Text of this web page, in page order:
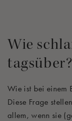
Wie
tagsüber?
Wie ist bei einem
Diese Frage
allem, wenn sie